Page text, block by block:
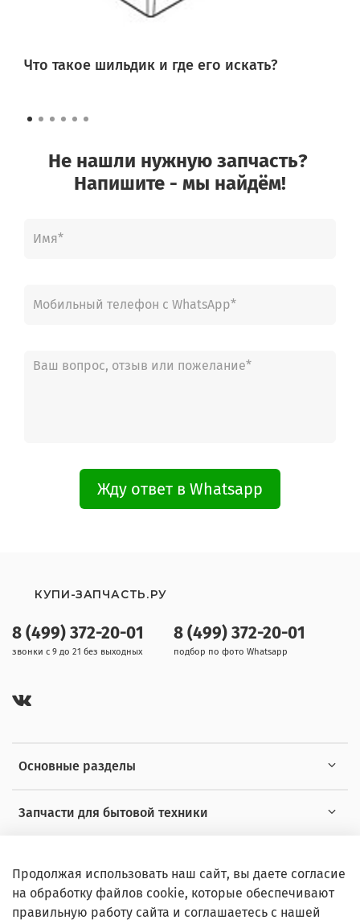
Что такое шильдик и где его искать?
Не нашли нужную запчасть?
Напишите - мы найдём!
Жду ответ в Whatsapp
Основные разделы
Запчасти для бытовой техники
8 (499) 372-20-01
звонки с 9 до 21 без выходных
8 (499) 372-20-01
подбор по фото Whatsapp
КУПИ-ЗАПЧАСТЬ.РУ
Продолжая использовать наш сайт, вы даете согласие
на обработку файлов cookie, которые обеспечивают
правильную работу сайта и соглашаетесь с нашей